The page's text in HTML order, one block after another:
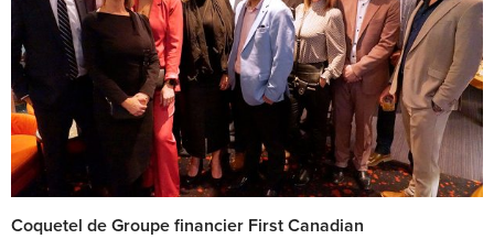
Coquetel de Groupe financier First Canadian